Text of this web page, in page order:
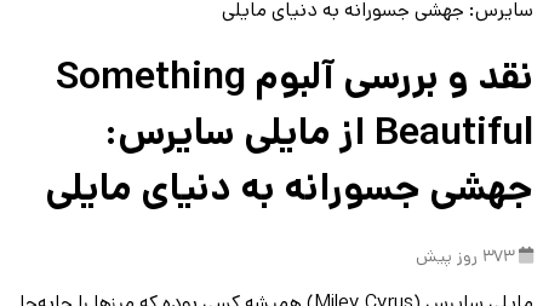
نقد و بررسی آلبوم Something
Beautiful از مایلی سایرس:
جهشی جسورانه به دنیای مایلی
373 روز پیش